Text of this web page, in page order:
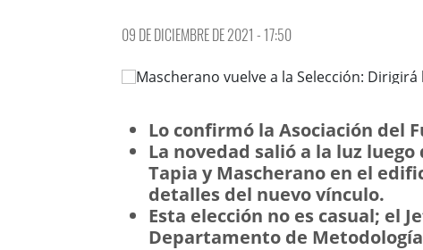
09 DE DICIEMBRE DE 2021 - 17:50
Lo confirmó la Asociación del
La novedad salió a la luz
Tapia y Mascherano en el
detalles del nuevo vínculo.
Esta elección no es casual; el
Departamento de